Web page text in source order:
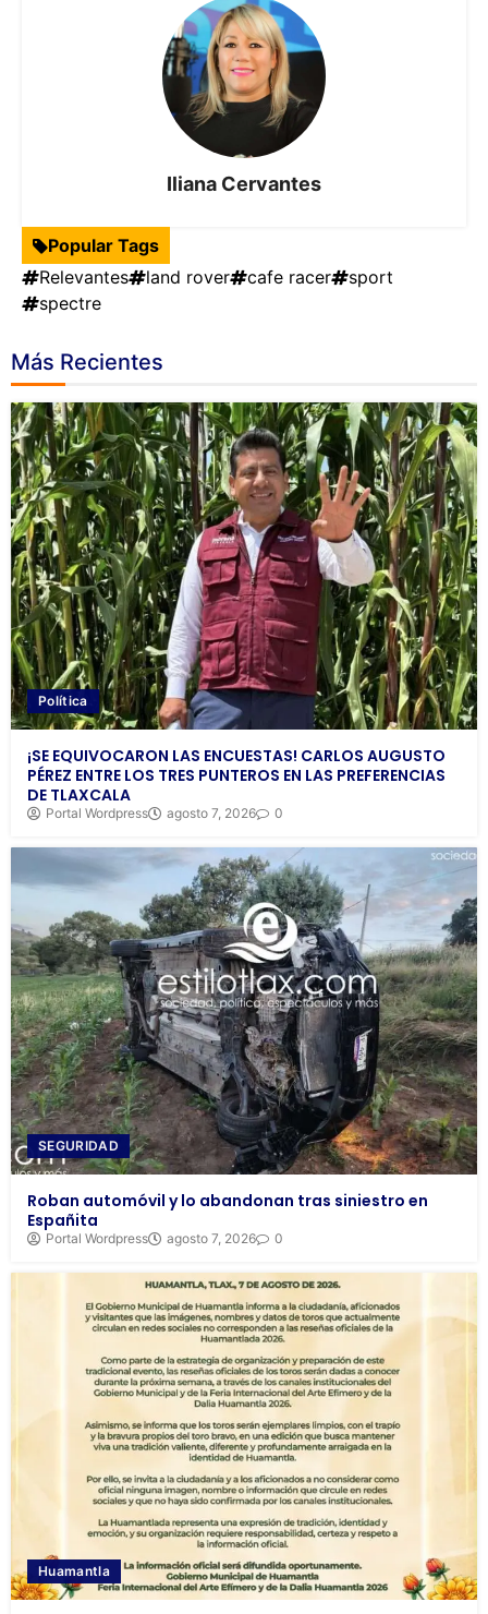
Iliana Cervantes
Popular Tags
Relevantes
land rover cafe racer
sport
spectre
Más Recientes
Política
¡SE EQUIVOCARON LAS ENCUESTAS! CARLOS AUGUSTO
PÉREZ ENTRE LOS TRES PUNTEROS EN LAS PREFERENCIAS
DE TLAXCALA
Portal Wordpress agosto 7, 2026 0
SEGURIDAD
Roban automóvil y lo abandonan tras siniestro en
Españita
Portal Wordpress agosto 7, 2026 0
Huamantla